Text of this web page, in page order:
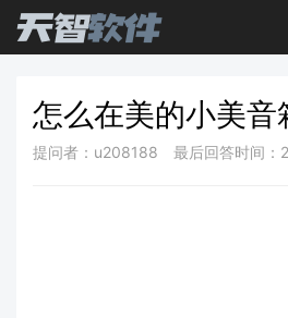
怎么在美的小美音
提问者：u208188 最后回答时间